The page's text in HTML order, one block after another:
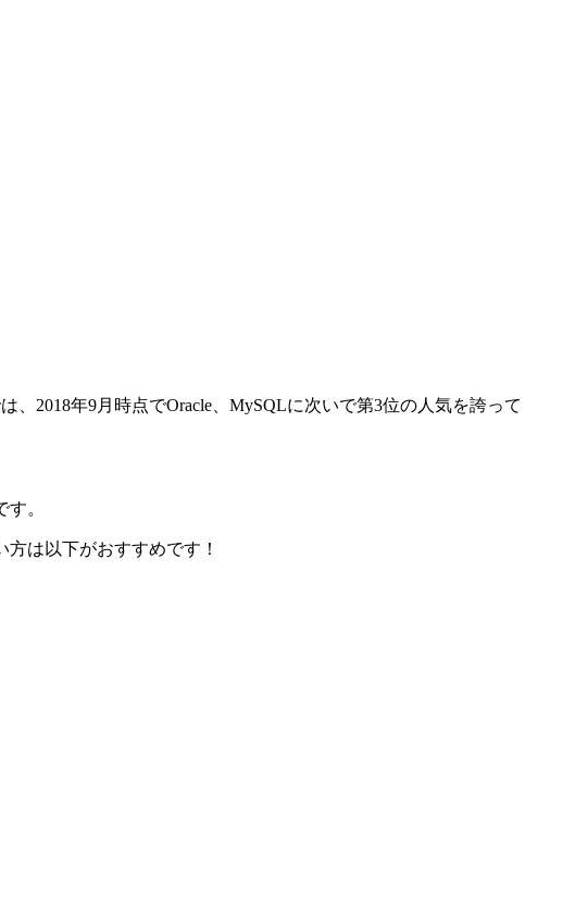
は、2018年9月時点でOracle、MySQLに次いで第3位の人気を誇って
。
は以下がおすすめです！